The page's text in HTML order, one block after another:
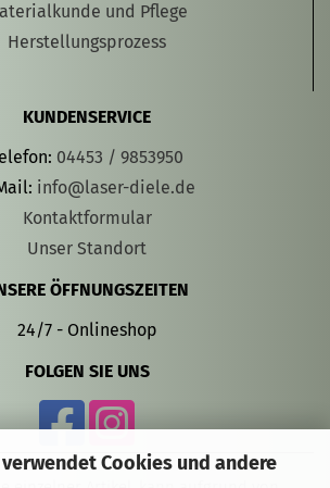
Cookies und andere
und Pflege
Herstellungsprozess
KUNDENSERVICE
04453 / 9853950
info@laser-diele.de
Kontaktformular
Unser Standort
ÖFFNUNGSZEITEN
24/7 - Onlineshop
FOLGEN SIE UNS